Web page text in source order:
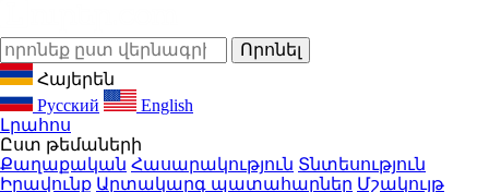
Հայերեն
Русский
English
Լրահոս
Ըստ թեմաների
Քաղաքական Հասարակություն Տնտեսություն
Իրավունք Արտակարգ պատահարներ Մշակույթ